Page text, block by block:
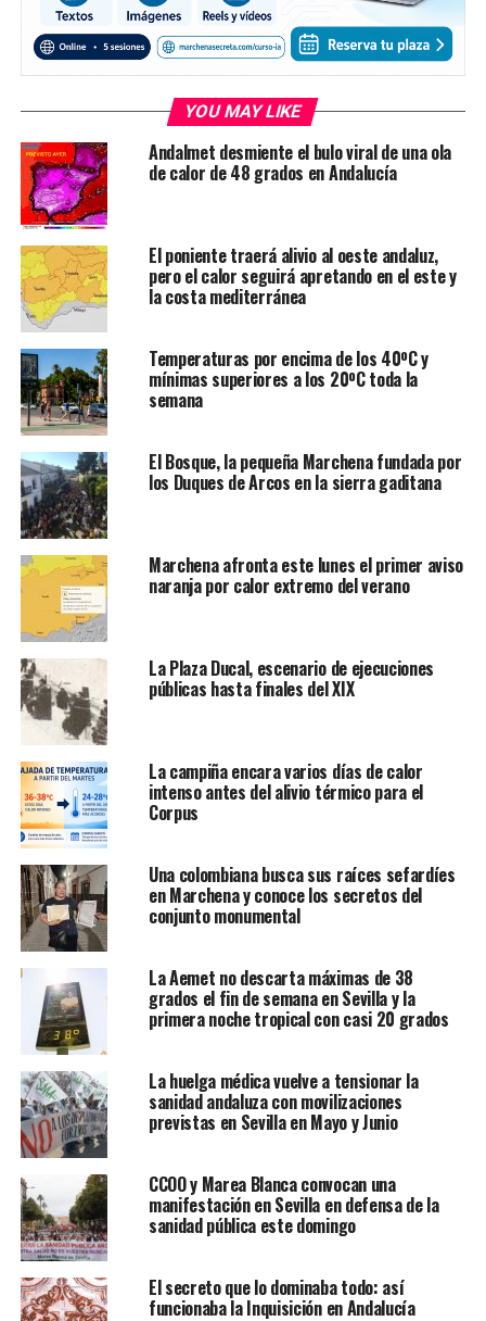
YOU MAY LIKE
Andalmet desmiente el bulo viral de una ola
de calor de 48 grados en Andalucía
El poniente traerá alivio al oeste andaluz,
pero el calor seguirá apretando en el este y
la costa mediterránea
Temperaturas por encima de los 40ºC y
mínimas superiores a los 20ºC toda la
semana
El Bosque, la pequeña Marchena fundada por
los Duques de Arcos en la sierra gaditana
Marchena afronta este lunes el primer aviso
naranja por calor extremo del verano
La Plaza Ducal, escenario de ejecuciones
públicas hasta finales del XIX
La campiña encara varios días de calor
intenso antes del alivio térmico para el
Corpus
Una colombiana busca sus raíces sefardíes
en Marchena y conoce los secretos del
conjunto monumental
La Aemet no descarta máximas de 38
grados el fin de semana en Sevilla y la
primera noche tropical con casi 20 grados
La huelga médica vuelve a tensionar la
sanidad andaluza con movilizaciones
previstas en Sevilla en Mayo y Junio
CCOO y Marea Blanca convocan una
manifestación en Sevilla en defensa de la
sanidad pública este domingo
El secreto que lo dominaba todo: así
funcionaba la Inquisición en Andalucía